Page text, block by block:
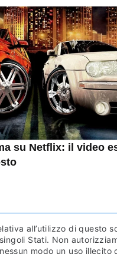
su Netflix: il video
all’utilizzo di questo
Stati. Non
modo un uso illecito